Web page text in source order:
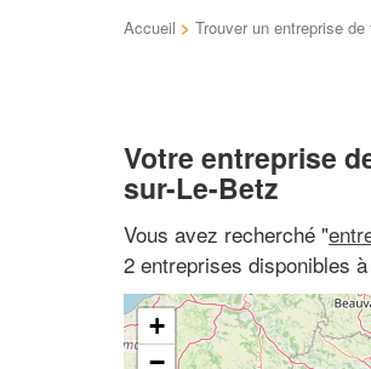
Accueil > Trouver un entreprise
Votre entreprise
sur-Le-Betz
Vous avez recherché "
2 entreprises disponibles
+
−